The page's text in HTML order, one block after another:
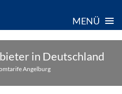
MENÜ ≡
in Deutschland
Angelburg